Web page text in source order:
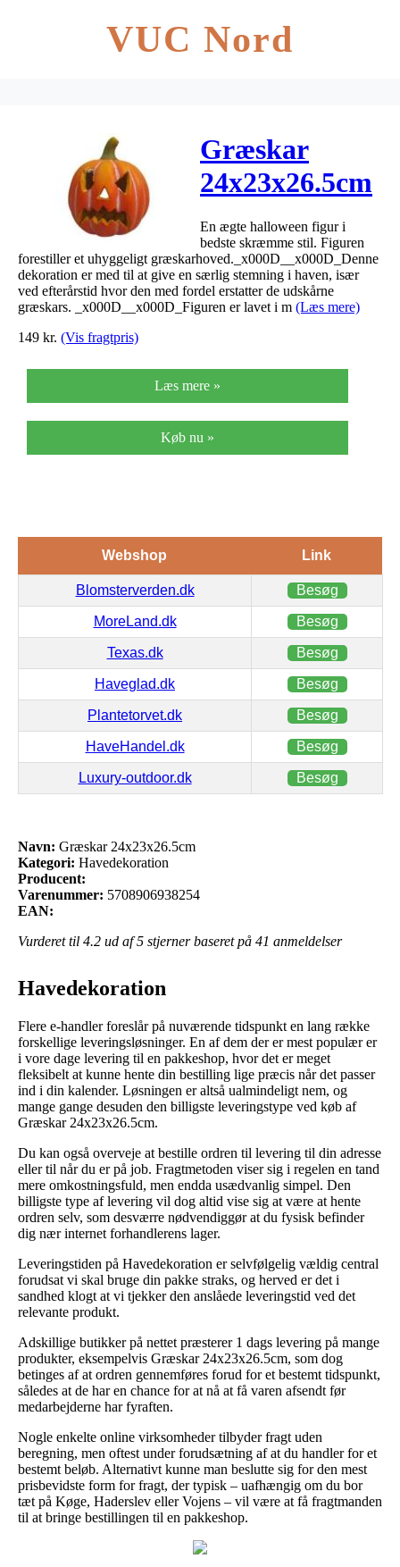
VUC Nord
Græskar
24x23x26.5cm
En ægte halloween figur i
bedste skræmme stil. Figuren
forestiller et uhyggeligt græskarhoved._x000D__x000D_Denne
dekoration er med til at give en særlig stemning i haven, især
ved efterårstid hvor den med fordel erstatter de udskårne
græskars. _x000D__x000D_Figuren er lavet i m (Læs mere)
149 kr. (Vis fragtpris)
Læs mere »
Køb nu »
Webshop Link
Blomsterverden.dk Besøg
MoreLand.dk Besøg
Texas.dk Besøg
Haveglad.dk Besøg
Plantetorvet.dk Besøg
HaveHandel.dk Besøg
Luxury-outdoor.dk Besøg
Navn: Græskar 24x23x26.5cm
Kategori: Havedekoration
Producent:
Varenummer: 5708906938254
EAN:
Vurderet til 4.2 ud af 5 stjerner baseret på 41 anmeldelser
Havedekoration
Flere e-handler foreslår på nuværende tidspunkt en lang række
forskellige leveringsløsninger. En af dem der er mest populær er
i vore dage levering til en pakkeshop, hvor det er meget
fleksibelt at kunne hente din bestilling lige præcis når det passer
ind i din kalender. Løsningen er altså ualmindeligt nem, og
mange gange desuden den billigste leveringstype ved køb af
Græskar 24x23x26.5cm.
Du kan også overveje at bestille ordren til levering til din adresse
eller til når du er på job. Fragtmetoden viser sig i regelen en tand
mere omkostningsfuld, men endda usædvanlig simpel. Den
billigste type af levering vil dog altid vise sig at være at hente
ordren selv, som desværre nødvendiggør at du fysisk befinder
dig nær internet forhandlerens lager.
Leveringstiden på Havedekoration er selvfølgelig vældig central
forudsat vi skal bruge din pakke straks, og herved er det i
sandhed klogt at vi tjekker den anslåede leveringstid ved det
relevante produkt.
Adskillige butikker på nettet præsterer 1 dags levering på mange
produkter, eksempelvis Græskar 24x23x26.5cm, som dog
betinges af at ordren gennemføres forud for et bestemt tidspunkt,
således at de har en chance for at nå at få varen afsendt før
medarbejderne har fyraften.
Nogle enkelte online virksomheder tilbyder fragt uden
beregning, men oftest under forudsætning af at du handler for et
bestemt beløb. Alternativt kunne man beslutte sig for den mest
prisbevidste form for fragt, der typisk – uafhængig om du bor
tæt på Køge, Haderslev eller Vojens – vil være at få fragtmanden
til at bringe bestillingen til en pakkeshop.